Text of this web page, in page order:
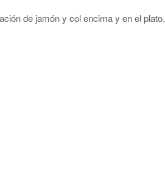
de jamón y col encima y en el plato.